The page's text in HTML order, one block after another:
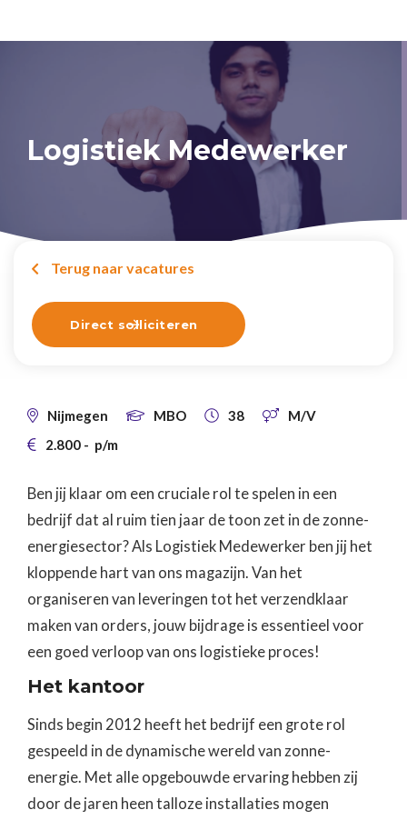
Logistiek Medewerker
 Terug naar vacatures
Direct solliciteren

 Nijmegen  MBO  38  M/V
 2.800 - p/m
Ben jij klaar om een cruciale rol te spelen in een
bedrijf dat al ruim tien jaar de toon zet in de zonne-
energiesector? Als Logistiek Medewerker ben jij het
kloppende hart van ons magazijn. Van het
organiseren van leveringen tot het verzendklaar
maken van orders, jouw bijdrage is essentieel voor
een goed verloop van ons logistieke proces!
Het kantoor
Sinds begin 2012 heeft het bedrijf een grote rol
gespeeld in de dynamische wereld van zonne-
energie. Met alle opgebouwde ervaring hebben zij
door de jaren heen talloze installaties mogen